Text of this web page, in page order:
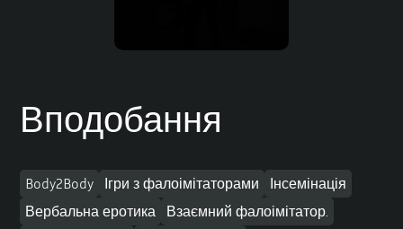
Вподобання
Body2Body Ігри з фалоімітаторами
Інсемінація
Вербальна еротика
Взаємний фалоімітатор.